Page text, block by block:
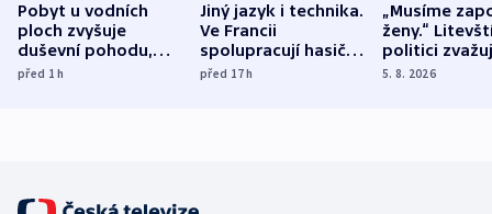
Pobyt u vodních
ploch zvyšuje
duševní pohodu,
ukázala
před 1h
Jiný jazyk i technika.
Ve Francii
spolupracují hasiči z
různých zemí
před 17h
„Musíme
ženy.“
politici
dohodu o
5. 8. 2026